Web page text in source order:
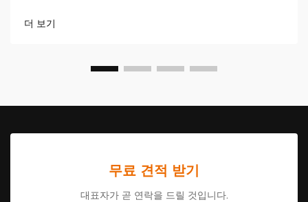
으로 향상시킬 수 있습니다. 거래 시...
더 보기
무료 견적 받기
대표자가 곧 연락을 드릴 것입니다.